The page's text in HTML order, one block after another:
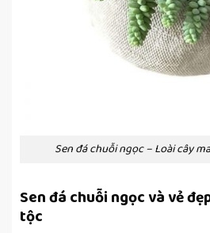
Sen đá chuỗi ngọc – Loài cây
Sen đá chuỗi ngọc và vẻ
tộc